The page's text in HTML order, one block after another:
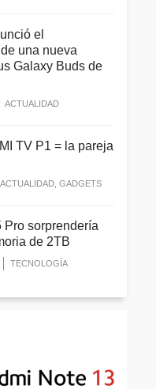
el
una nueva
Galaxy Buds de
ACTUALIDAD
TV P1 = la pareja
ACTUALIDAD, GADGETS
Pro sorprendería
de 2TB
TECNOLOGÍA